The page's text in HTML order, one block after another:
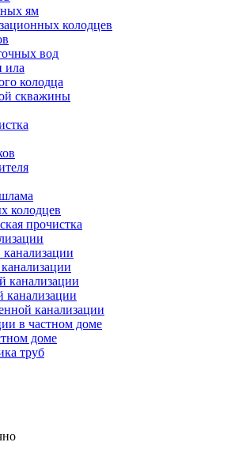
ям
колодцев
вод
ила
колодца
скважины
колодцев
прочистка
канализации
канализации
канализации
в частном доме
доме
труб